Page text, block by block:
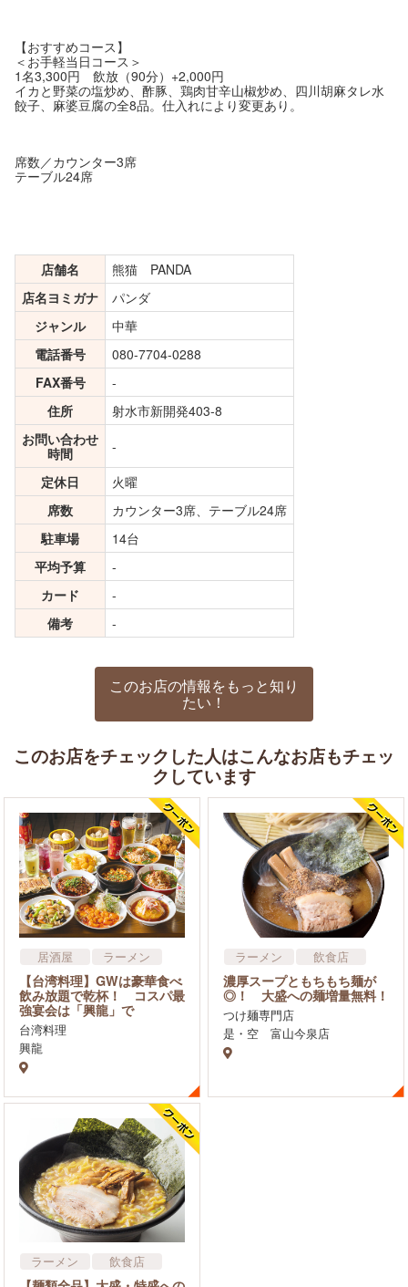
【おすすめコース】
＜お手軽当日コース＞
1名3,300円 飲放（90分）+2,000円
イカと野菜の塩炒め、酢豚、鶏肉甘辛山椒炒め、四川胡麻タレ水
餃子、麻婆豆腐の全8品。仕入れにより変更あり。
席数／カウンター3席
テーブル24席
店舗名
熊猫 PANDA
店名ヨミガナ
パンダ
ジャンル
中華
電話番号
080-7704-0288
FAX番号
-
住所
射水市新開発403-8
お問い合わせ
時間
-
定休日
火曜
席数
カウンター3席、テーブル24席
駐車場
14台
平均予算
-
カード
-
備考
-
このお店の情報をもっと知り
たい！
このお店をチェックした人はこんなお店もチェッ
クしています
居酒屋
ラーメン
中華
アジア・エスニック料理
飲食店
【台湾料理】GWは豪華食べ
飲み放題で乾杯！ コスパ最
強宴会は「興龍」で
台湾料理
興龍
ラーメン 飲食店
濃厚スープともちもち麺が
◎！ 大盛への麺増量無料！
つけ麺専門店
是・空 富山今泉店
ラーメン 飲食店